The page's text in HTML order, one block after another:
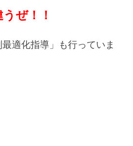
ぜ！！
適化指導」も行っていま